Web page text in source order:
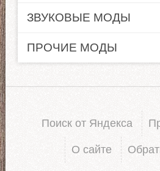
ЗВУКОВЫЕ МОДЫ
ПРОЧИЕ МОДЫ
Поиск от Яндекса
О сайте